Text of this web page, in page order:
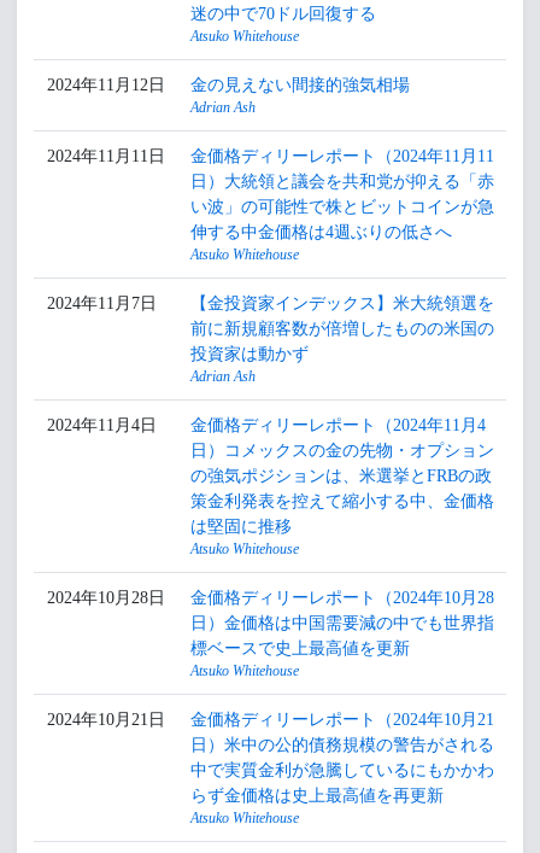
迷の中で70ドル回復する
Atsuko Whitehouse
2024年11月12日 金の見えない間接的強気相場
Adrian Ash
2024年11月11日
金価格ディリーレポート（2024年11月11
日）大統領と議会を共和党が抑える「赤
い波」の可能性で株とビットコインが急
伸する中金価格は4週ぶりの低さへ
Atsuko Whitehouse
2024年11月7日
【金投資家インデックス】米大統領選を
前に新規顧客数が倍増したものの米国の
投資家は動かず
Adrian Ash
2024年11月4日
金価格ディリーレポート（2024年11月4
日）コメックスの金の先物・オプション
の強気ポジションは、米選挙とFRBの政
策金利発表を控えて縮小する中、金価格
は堅固に推移
Atsuko Whitehouse
2024年10月28日
金価格ディリーレポート（2024年10月28
日）金価格は中国需要減の中でも世界指
標ベースで史上最高値を更新
Atsuko Whitehouse
2024年10月21日
金価格ディリーレポート（2024年10月21
日）米中の公的債務規模の警告がされる
中で実質金利が急騰しているにもかかわ
らず金価格は史上最高値を再更新
Atsuko Whitehouse